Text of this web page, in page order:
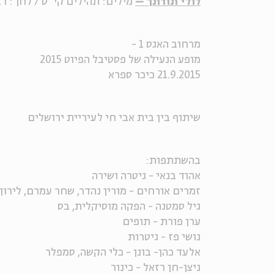
לולי תורתך – מילים: תהילים קי"ט / לחן :
מרחוב האגס 1 -
מופע הנעילה של פסטיבל הפיוט 2015
21.9.2015 כיכר ספרא
שיתוף בין בית אבי חי לעיריית ירושלים
בהשתתפות:
אהוד בנאי - גיטרה ושירה
זמרים אורחים - מורין נהדר, שחר עמרם,
גיל סמטנה - הפקה מוסיקלית, בס
ערן פורת - תופים
נושי פז - גיטרות
אלעד כהן- בונן - כלי הקשה, סמפלר
ניצן-חן רזאל - כינור